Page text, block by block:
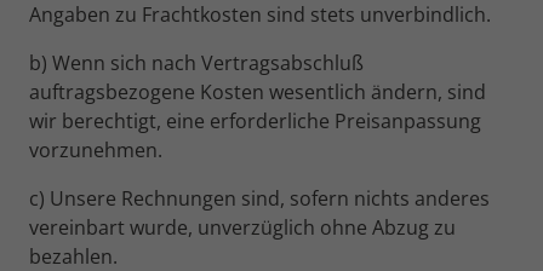
Angaben zu Frachtkosten sind stets unverbindlich.
b) Wenn sich nach Vertragsabschluß
auftragsbezogene Kosten wesentlich ändern, sind
wir berechtigt, eine erforderliche Preisanpassung
vorzunehmen.
c) Unsere Rechnungen sind, sofern nichts anderes
vereinbart wurde, unverzüglich ohne Abzug zu
bezahlen.
Zweck
Wird von Facebook genutzt, um eine
zum Beispiel Echtzeitgebote dritter
Werbetreibender.
Anbieter Facebook Inc.